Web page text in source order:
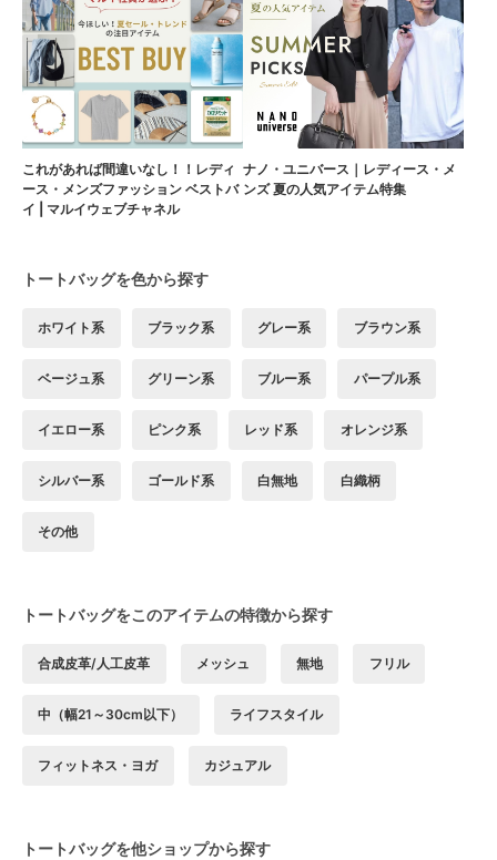
これがあれば間違いなし！！レディ
ース・メンズファッション ベストバ
イ | マルイウェブチャネル
ナノ・ユニバース｜レディース・メ
ンズ 夏の人気アイテム特集
トートバッグを色から探す
ホワイト系 ブラック系 グレー系 ブラウン系
ベージュ系 グリーン系 ブルー系 パープル系
イエロー系 ピンク系 レッド系 オレンジ系
シルバー系 ゴールド系 白無地 白織柄
その他
トートバッグをこのアイテムの特徴から探す
合成皮革/人工皮革 メッシュ 無地 フリル
中（幅21～30cm以下） ライフスタイル
フィットネス・ヨガ カジュアル
トートバッグを他ショップから探す